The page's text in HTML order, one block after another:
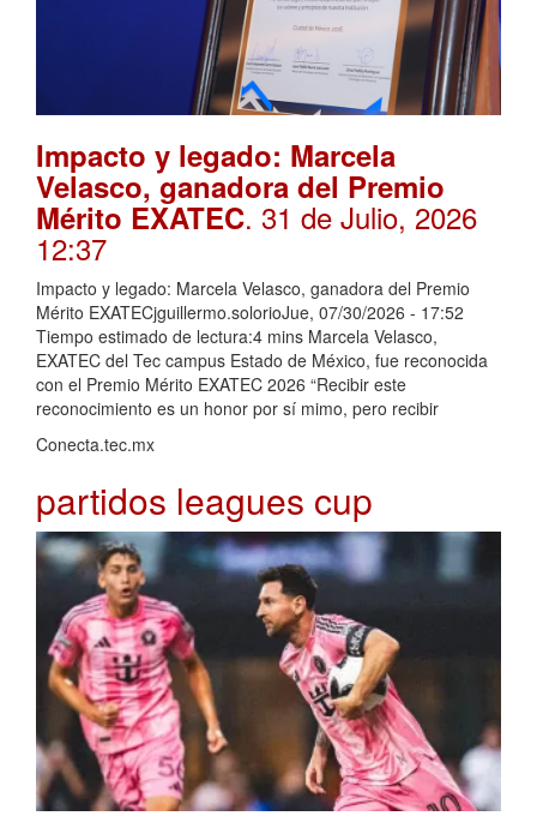
Impacto y legado: Marcela
Velasco, ganadora del Premio
Mérito EXATEC. 31 de Julio, 2026
12:37
Impacto y legado: Marcela Velasco, ganadora del Premio
Mérito EXATECjguillermo.solorioJue, 07/30/2026 - 17:52
Tiempo estimado de lectura:4 mins Marcela Velasco,
EXATEC del Tec campus Estado de México, fue reconocida
con el Premio Mérito EXATEC 2026 “Recibir este
reconocimiento es un honor por sí mimo, pero recibir
Conecta.tec.mx
partidos leagues cup